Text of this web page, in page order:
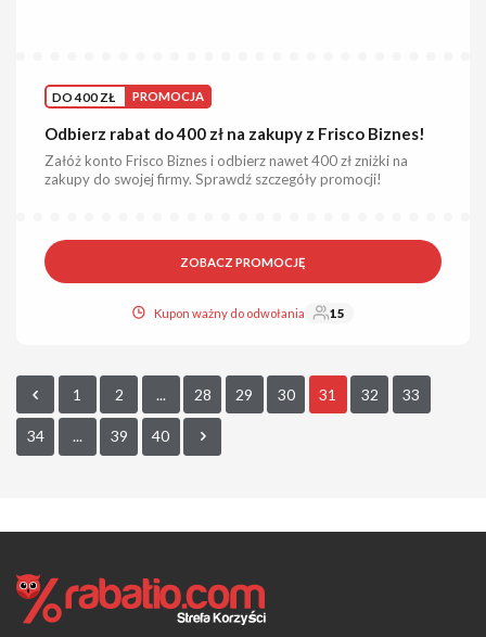
DO 400 ZŁ PROMOCJA
Odbierz rabat do 400 zł na zakupy z Frisco Biznes!
Załóż konto Frisco Biznes i odbierz nawet 400 zł zniżki na
zakupy do swojej firmy. Sprawdź szczegóły promocji!
ZOBACZ PROMOCJĘ
Kupon ważny do odwołania 15
1 2 ... 28 29 30 31 32 33
34 ... 39 40